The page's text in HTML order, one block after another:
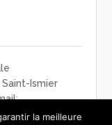
Ismier
la meilleure